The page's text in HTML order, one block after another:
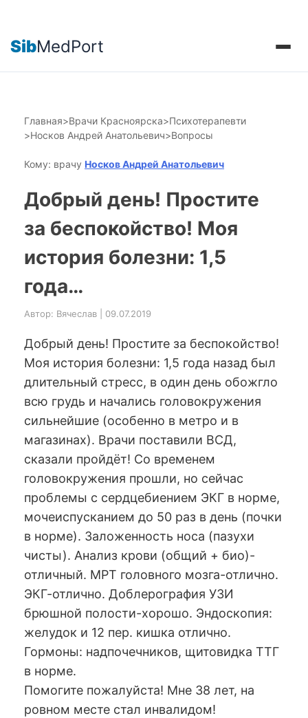
SibMedPort
Главная>Врачи Красноярска>Психотерапевти
>Носков Андрей Анатольевич>Вопросы
Кому: врачу Носков Андрей Анатольевич
Добрый день! Простите
за беспокойство! Моя
история болезни: 1,5
года…
Автор: Вячеслав | 09.07.2019
Добрый день! Простите за беспокойство!
Моя история болезни: 1,5 года назад был
длительный стресс, в один день обожгло
всю грудь и начались головокружения
сильнейшие (особенно в метро и в
магазинах). Врачи поставили ВСД,
сказали пройдёт! Со временем
головокружения прошли, но сейчас
проблемы с сердцебиением ЭКГ в норме,
мочеиспусканием до 50 раз в день (почки
в норме). Заложенность носа (пазухи
чисты). Анализ крови (общий + био)-
отличный. МРТ головного мозга-отлично.
ЭКГ-отлично. Доблерография УЗИ
брюшной полости-хорошо. Эндоскопия:
желудок и 12 пер. кишка отлично.
Гормоны: надпочечников, щитовидка ТТГ
в норме.
Помогите пожалуйста! Мне 38 лет, на
ровном месте стал инвалидом!